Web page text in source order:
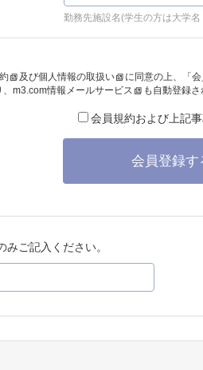
勤務先施設名(学生の方は大学
及び個人情報の取扱い
に同意の上、「
m3.com情報メールサービス も自動登録
会員規約および上記
会員登録す
ご記入ください。